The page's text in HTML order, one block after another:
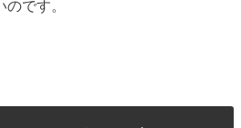
です。